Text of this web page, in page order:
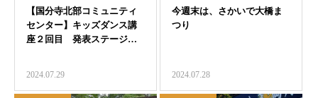
2024.07.29 2024.07.28